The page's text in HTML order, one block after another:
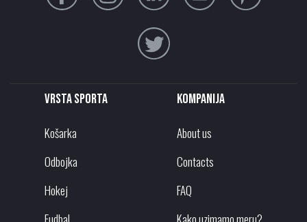
Vrsta sporta
Košarka
Odbojka
Hokej
Kompanija
About us
Contacts
FAQ